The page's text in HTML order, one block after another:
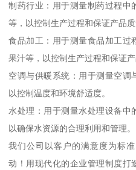
制药行业：用于测量制药过程中
等，以控制生产过程和保证产品质
食品加工：用于测量食品加工过
果汁等，以控制生产过程和保证产
空调与供暖系统：用于测量空调
以控制温度和环境舒适度。
水处理：用于测量水处理设备中
以确保水资源的合理利用和管理。
我们公司以客户的满意度为标
动！用现代化的企业管理制度打